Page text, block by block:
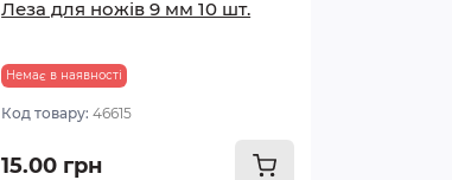
Леза для ножів 9 мм 10 шт.
Немає в наявності
Код товару:46615
15.00 грн